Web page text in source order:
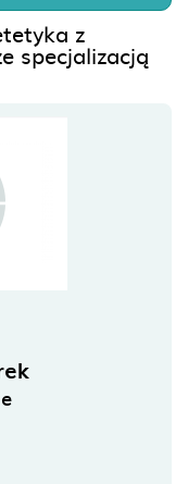
z
specjalizacją